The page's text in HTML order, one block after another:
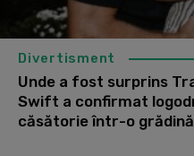
Divertisment
Unde a fost surprins
Swift a confirmat
căsătorie într-o